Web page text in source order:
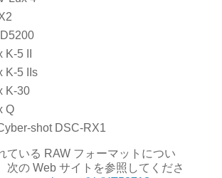
5 II
K-5 IIs
K-30
Q
shot DSC-RX1
ている RAW フォーマットについ
次の Web サイトを参照してくださ